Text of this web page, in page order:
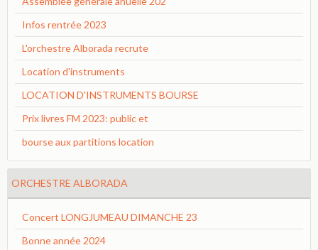
Infos rentrée 2023
L'orchestre Alborada recrute
Location d'instruments
LOCATION D'INSTRUMENTS BOURSE
Prix livres FM 2023: public et
bourse aux partitions location
ORCHESTRE ALBORADA
Concert LONGJUMEAU DIMANCHE 23
Bonne année 2024